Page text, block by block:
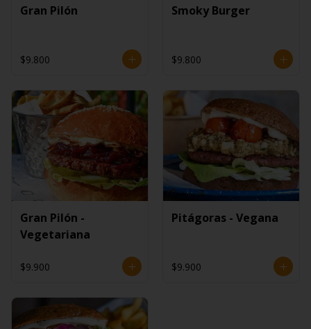
Gran Pilón
$9.800
Smoky Burger
$9.800
Gran Pilón -
Vegetariana
$9.900
Pitágoras - Vegana
$9.900